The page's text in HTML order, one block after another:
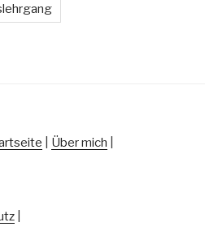
Über mich